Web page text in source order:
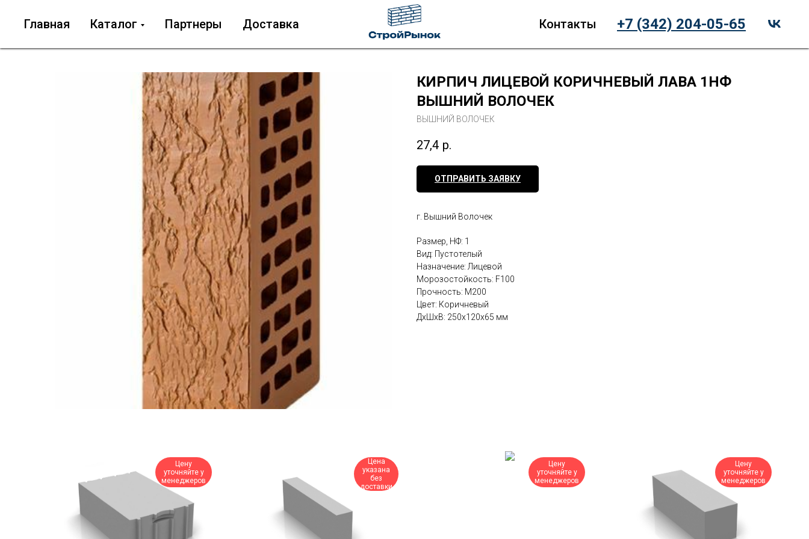
Главная Каталог Партнеры Доставка Контакты +7 (342) 204-05-65
КИРПИЧ ЛИЦЕВОЙ КОРИЧНЕВЫЙ ЛАВА 1НФ
ВЫШНИЙ ВОЛОЧЕК
ВЫШНИЙ ВОЛОЧЕК
27,4 р.
ОТПРАВИТЬ ЗАЯВКУ
г. Вышний Волочек
Размер, НФ: 1
Вид: Пустотелый
Назначение: Лицевой
Морозостойкость: F100
Прочность: М200
Цвет: Коричневый
ДxШxВ: 250x120x65 мм
Цену
уточняйте у
менеджеров
Цена
указана
без
доставки
Цену
уточняйте у
менеджеров
Цену
уточняйте у
менеджеров